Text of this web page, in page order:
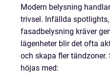
Modern belysning
trivsel. Infällda spotlights,
fasadbelysning kräver
lägenheter blir det ofta
och skapa fler
höjas med: